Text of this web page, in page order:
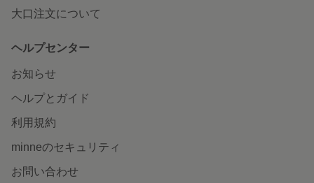
大口注文について
ヘルプセンター
お知らせ
ヘルプとガイド
利用規約
minneのセキュリティ
お問い合わせ